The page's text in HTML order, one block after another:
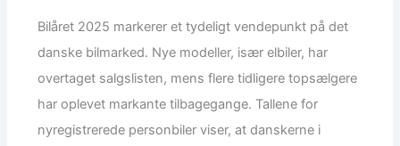
Bilåret 2025 markerer et tydeligt vendepunkt på det
danske bilmarked. Nye modeller, især elbiler, har
overtaget salgslisten, mens flere tidligere topsælgere
har oplevet markante tilbagegange. Tallene for
nyregistrerede personbiler viser, at danskerne i